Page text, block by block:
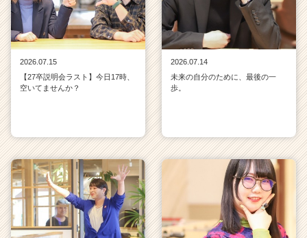
2026.07.15
【27卒説明会ラスト】今日17時、
空いてませんか？
2026.07.14
未来の自分のために、最後の一
歩。